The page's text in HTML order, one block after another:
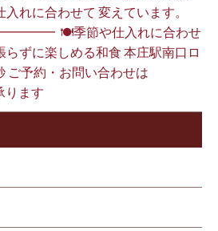
れに合わせて 変えています。
🍽季節や仕入れに合わせ
らずに楽しめる和食 本庄駅南口ロ
ご予約・お問い合わせは
ます